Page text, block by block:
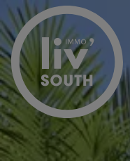
Passer le menu et aller